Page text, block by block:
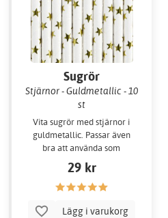
Sugrör
Stjärnor - Guldmetallic - 10
st
Vita sugrör med stjärnor i
guldmetallic. Passar även
bra att använda som
cakepopspinnar!
29 kr
Lägg i varukorg